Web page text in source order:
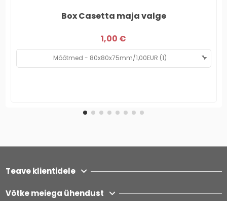
Box Casetta maja valge
1,00 €
Teave klientidele
Võtke meiega ühendust